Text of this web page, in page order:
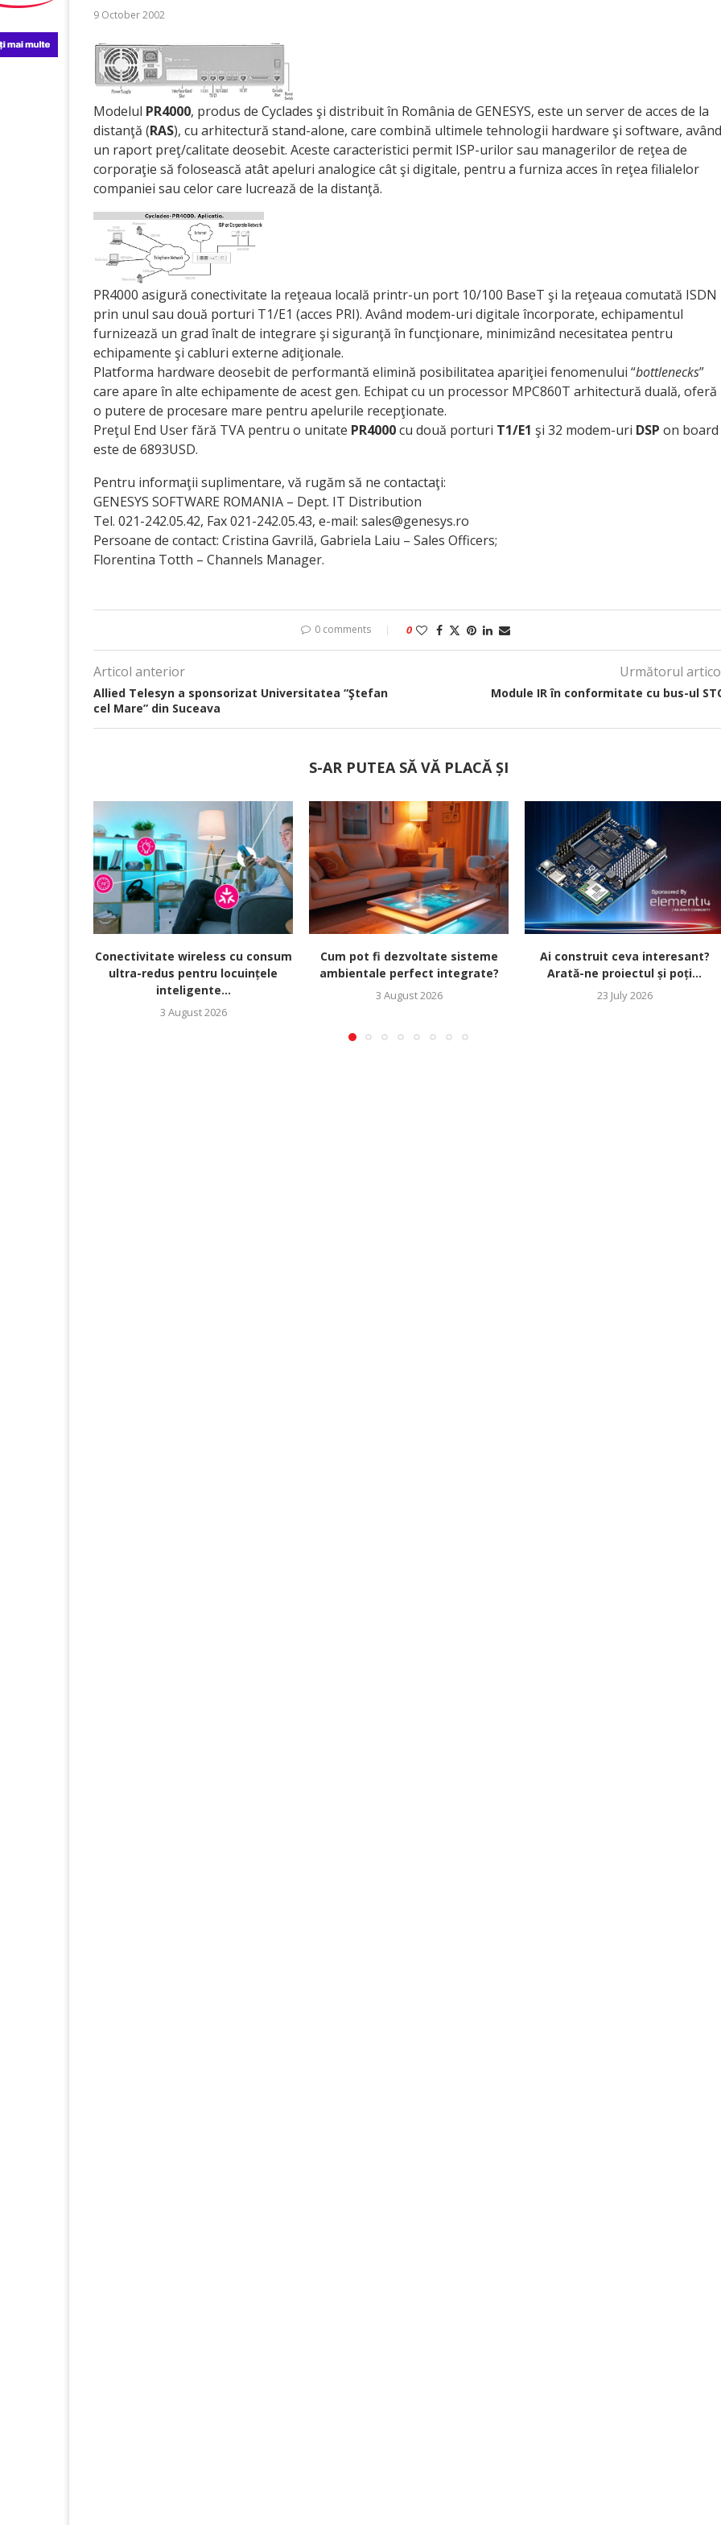
9 October 2002
Modelul PR4000, produs de Cyclades şi distribuit în România de GENESYS, este un server de acces de la
distanţă (RAS), cu arhitectură stand-alone, care combină ultimele tehnologii hardware şi software, având
un raport preţ/calitate deosebit. Aceste caracteristici permit ISP-urilor sau managerilor de reţea de
corporaţie să folosească atât apeluri analogice cât şi digitale, pentru a furniza acces în reţea filialelor
companiei sau celor care lucrează de la distanţă.
PR4000 asigură conectivitate la reţeaua locală printr-un port 10/100 BaseT şi la reţeaua comutată ISDN
prin unul sau două porturi T1/E1 (acces PRI). Având modem-uri digitale încorporate, echipamentul
furnizează un grad înalt de integrare şi siguranţă în funcţionare, minimizând necesitatea pentru
echipamente şi cabluri externe adiţionale.
Platforma hardware deosebit de performantă elimină posibilitatea apariţiei fenomenului “bottlenecks”
care apare în alte echipamente de acest gen. Echipat cu un processor MPC860T arhitectură duală, oferă
o putere de procesare mare pentru apelurile recepţionate.
Preţul End User fără TVA pentru o unitate PR4000cu două porturi T1/E1 şi 32 modem-uri DSP on board
este de 6893USD.
Pentru informaţii suplimentare, vă rugăm să ne contactaţi:
GENESYS SOFTWARE ROMANIA – Dept. IT Distribution
Tel. 021-242.05.42, Fax 021-242.05.43, e-mail: sales@genesys.ro
Persoane de contact: Cristina Gavrilă, Gabriela Laiu – Sales Officers;
Florentina Totth – Channels Manager.
0 comments 0
Articol anterior
Allied Telesyn a sponsorizat Universitatea “Ştefan
cel Mare” din Suceava
Următorul
Module IR în conformitate cu bus-ul
S-AR PUTEA SĂ VĂ PLACĂ ȘI
Conectivitate wireless cu consum
ultra-redus pentru locuințele
inteligente...
3 August 2026
Cum pot fi dezvoltate sisteme
ambientale perfect integrate?
3 August 2026
Ai construit ceva interesant?
Arată-ne proiectul și poți...
23 July 2026